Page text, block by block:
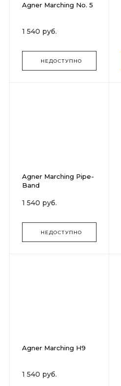
Agner Marching No. 5
1 540 руб.
НЕДОСТУПНО
Agner Marching Pipe-
Band
1 540 руб.
НЕДОСТУПНО
Agner Marching H9
1 540 руб.